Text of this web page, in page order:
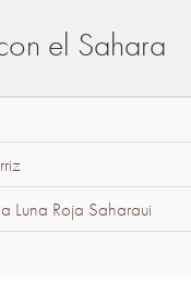
el Sahara
Luna Roja Saharaui